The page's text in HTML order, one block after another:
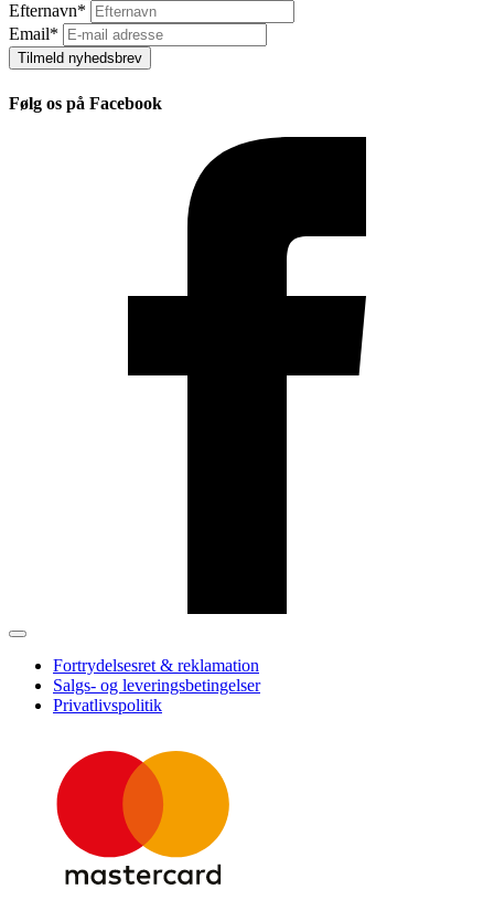
Efternavn*
Email*
Tilmeld nyhedsbrev
Følg os på Facebook
Fortrydelsesret & reklamation
Salgs- og leveringsbetingelser
Privatlivspolitik